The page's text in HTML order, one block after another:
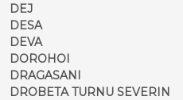
DEJ
DESA
DEVA
DOROHOI
DRAGASANI
DROBETA TURNU SEVERIN